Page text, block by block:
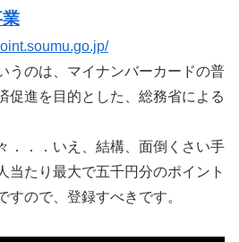
うのは、マイナンバーカードの普
促進を目的とした、総務省による
．．．いえ、結構、面倒くさい手
当たり最大で五千円分のポイント
すので、登録すべきです。